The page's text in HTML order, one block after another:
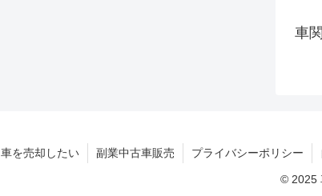
車
車を売却したい 副業中古車販売 プライバシーポリシー
© 2025